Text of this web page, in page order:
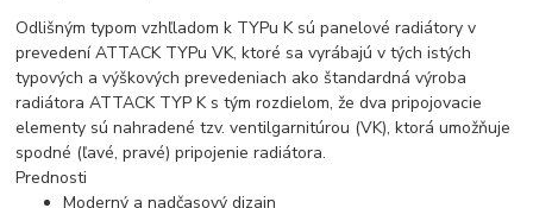
Odlišným typom vzhľladom k TYPu K sú panelové radiátory v
prevedení ATTACK TYPu VK, ktoré sa vyrábajú v tých istých
typových a výškových prevedeniach ako štandardná výroba
radiátora ATTACK TYP K s tým rozdielom, že dva pripojovacie
elementy sú nahradené tzv. ventilgarnitúrou (VK), ktorá umožňuje
spodné (ľavé, pravé) pripojenie radiátora.
Prednosti
Moderný a nadčasový dizajn